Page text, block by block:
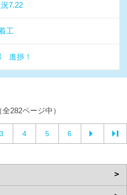
7.22
工
進捗！
282ページ中）
3 4 5 6